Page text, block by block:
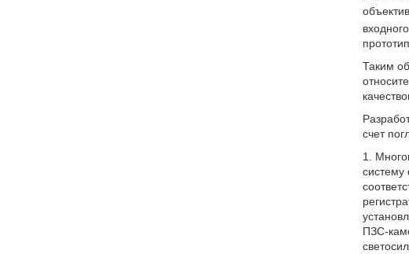
Таким
счет
1.
систему
ПЗС-